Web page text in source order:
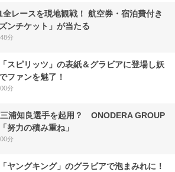
レースを現地観戦！ 航空券・宿泊費付き
ンチケット」が当たる
分
スピリッツ」の表紙＆グラビアに登場し妖
ファンを魅了！
分
浦知良選手を起用？ ONODERA GROUP
努力の積み重ね」
分
ヤングキング」のグラビアで泡まみれに！